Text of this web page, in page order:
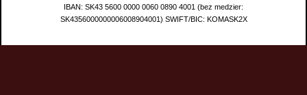
IBAN: SK43 5600 0000 0060 0890 4001 (bez medzier:
SK4356000000006008904001) SWIFT/BIC: KOMASK2X